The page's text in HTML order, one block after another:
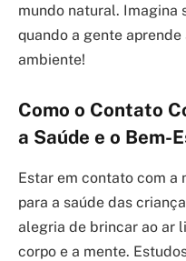
mundo natural. Imagina
quando a gente
ambiente!
Como o Contato
a Saúde e o Bem-
Estar em contato com a
para a saúde das
alegria de brincar ao ar
corpo e a mente.